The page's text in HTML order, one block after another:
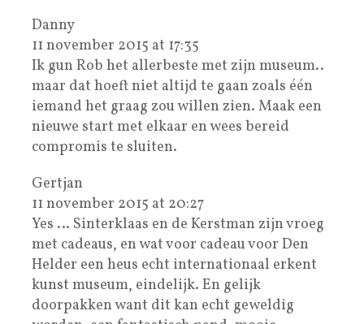
Danny
11 november 2015 at 17:35
Ik gun Rob het allerbeste met zijn museum..
maar dat hoeft niet altijd te gaan zoals één
iemand het graag zou willen zien. Maak een
nieuwe start met elkaar en wees bereid
compromis te sluiten.
Gertjan
11 november 2015 at 20:27
Yes … Sinterklaas en de Kerstman zijn vroeg
met cadeaus, en wat voor cadeau voor Den
Helder een heus echt internationaal erkent
kunst museum, eindelijk. En gelijk
doorpakken want dit kan echt geweldig